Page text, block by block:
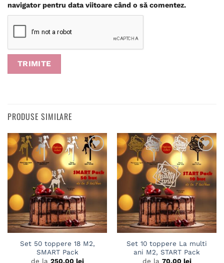
navigator pentru data viitoare când o să comentez.
PRODUSE SIMILARE
Adaugă
în
wishlist
Set 50 toppere 18 M2,
SMART Pack
de la 250.00 lei
Adaugă
în
wishlist
Set 10 toppere La multi
ani M2, START Pack
de la 70.00 lei